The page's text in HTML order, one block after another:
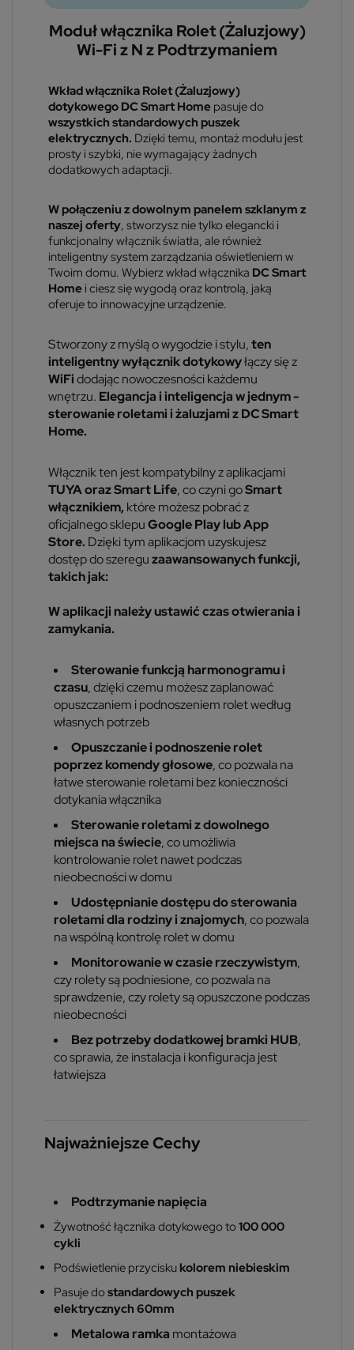
Moduł włącznika Rolet (Żaluzjowy)
Wi-Fi z N z Podtrzymaniem
Wkład włącznika Rolet (Żaluzjowy)
dotykowego DC Smart Home pasuje do
wszystkich standardowych puszek
elektrycznych. Dzięki temu, montaż modułu jest
prosty i szybki, nie wymagający żadnych
dodatkowych adaptacji.
W połączeniu z dowolnym panelem szklanym z
naszej oferty, stworzysz nie tylko elegancki i
funkcjonalny włącznik światła, ale również
inteligentny system zarządzania oświetleniem w
Twoim domu. Wybierz wkład włącznika DC Smart
Home i ciesz się wygodą oraz kontrolą, jaką
oferuje to innowacyjne urządzenie.
Stworzony z myślą o wygodzie i stylu,ten
inteligentny wyłącznik dotykowyłączy się z
WiFidodając nowoczesności każdemu
wnętrzu. Elegancja i inteligencja w jednym -
sterowanie roletami i żaluzjami z DC Smart
Home.
Włącznik ten jest kompatybilny z aplikacjami
TUYA oraz Smart Life, co czyni goSmart
włącznikiem, które możesz pobrać z
oficjalnego sklepuGoogle Play lub App
Store. Dzięki tym aplikacjom uzyskujesz
dostęp do szereguzaawansowanych funkcji,
takich jak:
W aplikacji należy ustawić czas otwierania i
zamykania.
Sterowanie funkcją harmonogramu i
czasu, dzięki czemu możesz zaplanować
opuszczaniem i podnoszeniem rolet według
własnych potrzeb
Opuszczanie i podnoszenie rolet
poprzez komendy głosowe, co pozwala na
łatwe sterowanie roletami bez konieczności
dotykania włącznika
Sterowanie roletami z dowolnego
miejsca na świecie, co umożliwia
kontrolowanie rolet nawet podczas
nieobecności w domu
Udostępnianie dostępu do sterowania
roletami dla rodziny i znajomych, co pozwala
na wspólną kontrolę rolet w domu
Monitorowanie w czasie rzeczywistym,
czy rolety są podniesione, co pozwala na
sprawdzenie, czy rolety są opuszczone podczas
nieobecności
Bez potrzeby dodatkowej bramki HUB,
co sprawia, że instalacja i konfiguracja jest
łatwiejsza
Najważniejsze Cechy
Podtrzymanie napięcia
Żywotność łącznika dotykowego to100 000
cykli
Podświetlenie przycisku kolorem niebieskim
Pasuje dostandardowych puszek
elektrycznych 60mm
Metalowa ramka montażowa